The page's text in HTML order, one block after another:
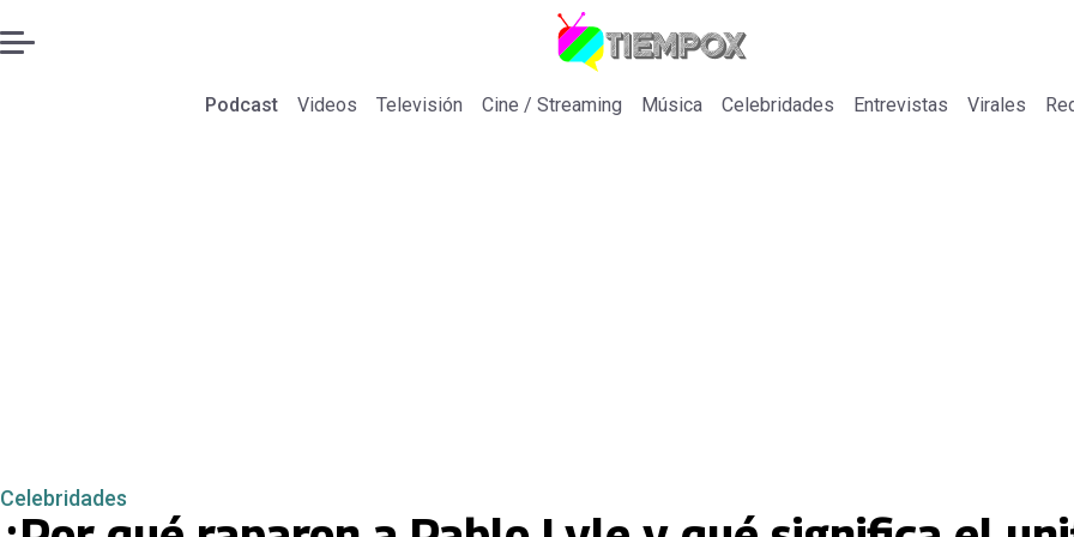
Podcast Videos Televisión Cine / Streaming Música Celebridades Entrevistas Virales
Celebridades